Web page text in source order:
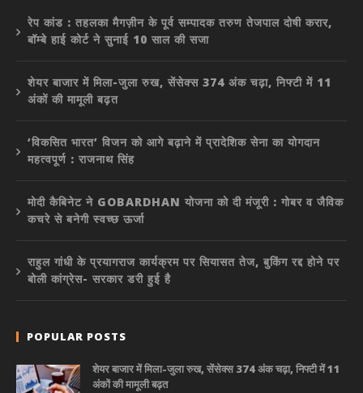
रेप कांड : तहलका मैगज़ीन के पूर्व सम्पादक तरुण तेजपाल दोषी करार,
बॉम्बे हाई कोर्ट ने सुनाई 10 साल की सजा
शेयर बाजार में मिला-जुला रुख, सेंसेक्स 374 अंक चढ़ा, निफ्टी में 11
अंकों की मामूली बढ़त
‘विकसित भारत’ विजन को आगे बढ़ाने में प्रादेशिक सेना का योगदान
महत्वपूर्ण : राजनाथ सिंह
मोदी कैबिनेट ने GOBARDHAN योजना को दी मंजूरी : गोबर व जैविक
कचरे से बनेगी स्वच्छ ऊर्जा
राहुल गांधी के प्रयागराज कार्यक्रम पर सियासत तेज, बुकिंग रद्द होने पर
बोली कांग्रेस- सरकार डरी हुई है
POPULAR POSTS
शेयर बाजार में मिला-जुला रुख, सेंसेक्स 374 अंक चढ़ा, निफ्टी में 11
अंकों की मामूली बढ़त